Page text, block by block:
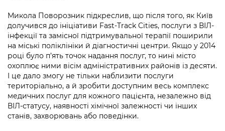
Микола Поворозник підкреслив, що після того, як Київ
долучився до ініціативи Fast-Track Cities, послуги з ВІЛ-
інфекції та замісної підтримувальної терапії поширили
на міські поліклініки й діагностичні центри. Якщо у 2014
році було п’ять точок надання послуг, то нині місто
охоплює ними вісім адміністративних районів із десяти.
І це дало змогу не тільки наблизити послуги
територіально, а й зробити доступним весь комплекс
медичних послуг для кожного пацієнта, незалежно від
ВІЛ-статусу, наявності хімічної залежності чи інших
станів, захворювань або поведінки.